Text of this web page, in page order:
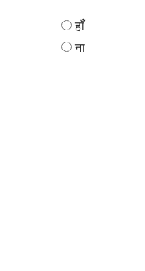
हाँ
ना